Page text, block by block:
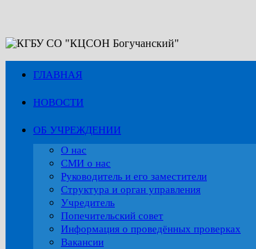
Перейти
к
содержимому
ГЛАВНАЯ
НОВОСТИ
ОБ УЧРЕЖДЕНИИ
О нас
СМИ о нас
Руководитель и его заместители
Структура и орган управления
Учредитель
Попечительский совет
Информация о проведённых проверках
Вакансии